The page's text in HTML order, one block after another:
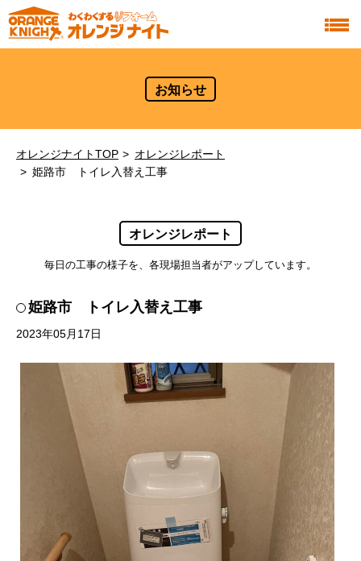
お知らせ
オレンジナイトTOP
オレンジレポート
姫路市 トイレ入替え工事
オレンジレポート
毎日の工事の様子を、各現場担当者がアップしています。
姫路市 トイレ入替え工事
2023年05月17日